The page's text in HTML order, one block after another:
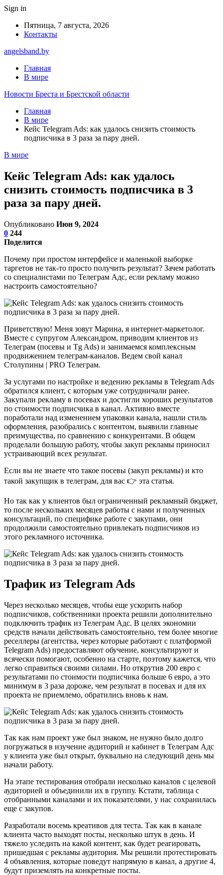
Sign in
Пятница, 7 августа, 2026
Контакты
angelsband.by
Главная
В мире
Новости Бреста и Брестской области
Главная
В мире
Кейс Telegram Ads: как удалось снизить стоимость
подписчика в 3 раза за пару дней.
В мире
Кейс Telegram Ads: как удалось
снизить стоимость подписчика в 3
раза за пару дней.
Опубликовано Июн 9, 2024
0 244
Поделится
Почему при простом интерфейсе и маленькой выборке
таргетов не так-то просто получить результат? Зачем работать
со специалистами по Телеграм Адс, если рекламу можно
настроить самостоятельно?
Приветствую! Меня зовут Марина, я интернет-маркетолог.
Вместе с супругом Александром, приводим клиентов из
Телеграм (посевы и Tg Ads) и занимаемся комплексным
продвижением телеграм-каналов. Ведем свой канал
Столупины | PRO Телеграм.
За услугами по настройке и ведению рекламы в Telegram Ads
обратился клиент, с которым уже сотрудничали ранее.
Закупали рекламу в посевах и достигли хороших результатов
по стоимости подписчика в канал. Активно вместе
поработали над изменением упаковки канала, нашли стиль
оформления, разобрались с контентом, выявили главные
преимущества, по сравнению с конкурентами. В общем
проделали большую работу, чтобы закуп рекламы приносил
устраивающий всех результат.
Если вы не знаете что такое посевы (закуп рекламы) и кто
такой закупщик в телеграм, для вас 👉 эта статья.
Но так как у клиентов был ограниченный рекламный бюджет,
то после нескольких месяцев работы с нами и полученных
консультаций, по специфике работе с закупами, они
продолжили самостоятельно привлекать подписчиков из
этого рекламного источника.
Трафик из Telegram Ads
Через несколько месяцев, чтобы еще ускорить набор
подписчиков, собственники проекта решили дополнительно
подключить трафик из Телеграм Адс. В целях экономии
средств начали действовать самостоятельно, тем более многие
реселлеры (агентства, через которые работают с платформой
Telegram Ads) предоставляют обучение, консультируют и
всячески помогают, особенно на старте, поэтому кажется, что
легко справиться своими силами. Но открутив 200 евро с
результатами по стоимости подписчика больше 6 евро, а это
минимум в 3 раза дороже, чем результат в посевах и для их
проекта не приемлемо, обратились вновь к нам.
Так как нам проект уже был знаком, не нужно было долго
погружаться в изучение аудиторий и кабинет в Телеграм Адс
у клиента уже был открыт, буквально на следующий день мы
начали работу.
На этапе тестирования отобрали несколько каналов с целевой
аудиторией и объединили их в группу. Кстати, таблица с
отобранными каналами и их показателями, у нас сохранилась
еще с закупов.
Разработали восемь креативов для теста. Так как в канале
клиента часто выходят посты, несколько штук в день. И
тяжело уследить на какой контент, как будет реагировать,
пришедшая с рекламы аудитория. Мы решили протестировать
4 объявления, которые поведут напрямую в канал, а другие 4,
будут приземлять на конкретные посты.